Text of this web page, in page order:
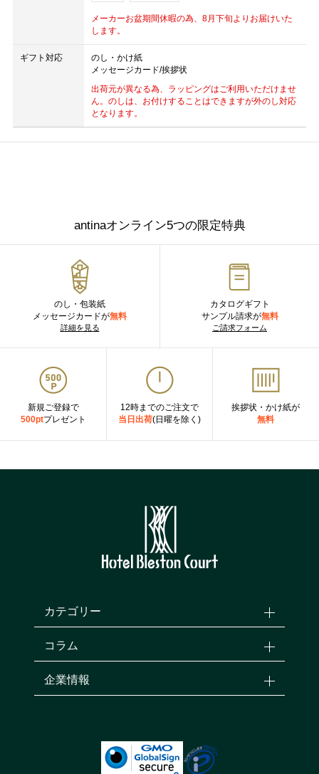
メーカーお盆期間休暇の為、8月下旬よりお届けいた
します。
ギフト対応
のし・かけ紙
メッセージカード/挨拶状
出荷元が異なる為、ラッピングはご利用いただけませ
ん。のしは、お付けすることはできますが外のし対応
となります。
antinaオンライン5つの限定特典
のし・包装紙
メッセージカードが無料
詳細を見る
カタログギフト
サンプル請求が無料
ご請求フォーム
新規ご登録で
500ptプレゼント
12時までのご注文で
当日出荷(日曜を除く)
挨拶状・かけ紙が
無料
カテゴリー
コラム
企業情報